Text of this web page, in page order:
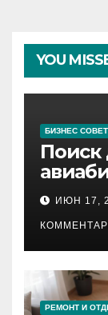
YOU
БИЗНЕС
Поиск
ИЮН 17,
РЕМОНТ И